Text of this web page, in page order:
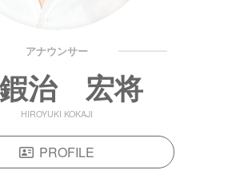
アナウンサー
治 宏将
HIROYUKI KOKAJI
PROFILE